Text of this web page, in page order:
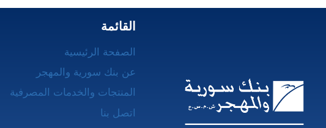
القائمة
الصفحة الرئيسية
عن بنك سورية والمهجر
المنتجات والخدمات المصرفية
اتصل بنا